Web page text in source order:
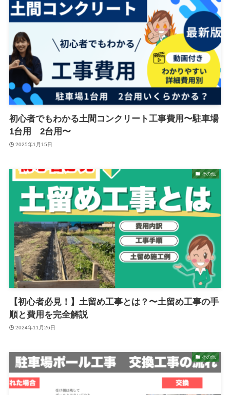
初心者でもわかる土間コンクリート工事費用〜駐車場
1台用 2台用〜
2025年1月15日
その他
【初心者必見！】土留め工事とは？〜土留め工事の手
順と費用を完全解説
2024年11月26日
その他